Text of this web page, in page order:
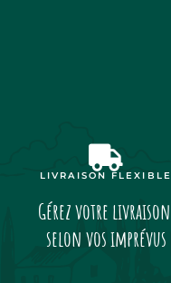
LIVRAISON FLEXIBLE
Gérez votre livraison
selon vos imprévus